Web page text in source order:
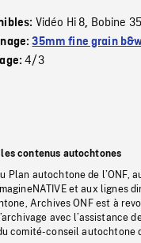
Vidéo Hi 8, Bobine
35mm fine grain
4/3
contenus autochtones
Plan autochtone de l’ONF,
et aux lignes
Archives ONF est à
avec l’assistance
comité-conseil autochtone